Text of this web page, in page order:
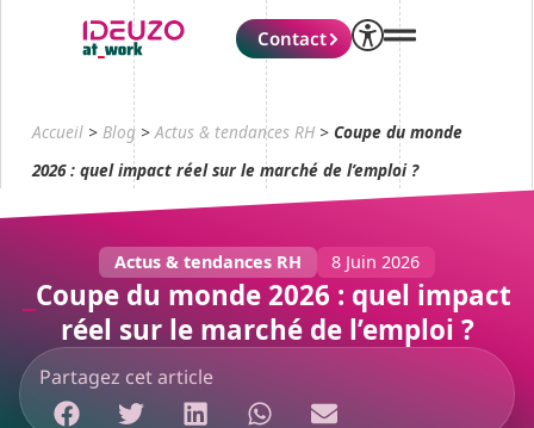
Contact
Accueil > Blog >Actus & tendances RH >Coupe du monde
2026 : quel impact réel sur le marché de l’emploi ?
Actus & tendances RH 8 Juin 2026
Coupe du monde 2026 : quel impact
réel sur le marché de l’emploi ?
Partagez cet article